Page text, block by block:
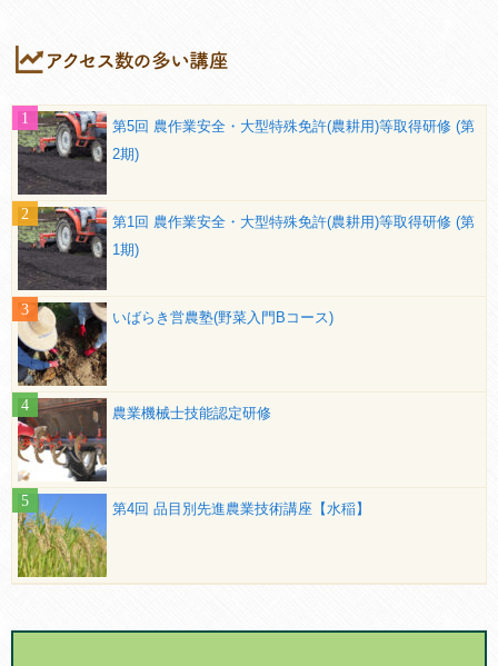
第5回 農作業安全・大型特殊免許(農耕用)等取得研修 (第
2期)
第1回 農作業安全・大型特殊免許(農耕用)等取得研修 (第
1期)
いばらき営農塾(野菜入門Bコース)
農業機械士技能認定研修
第4回 品目別先進農業技術講座【水稲】